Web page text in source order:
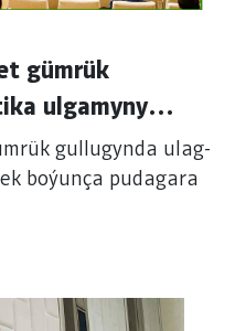
gümrük
ulgamyny
maslahaty
gullugynda ulag-
boýunça pudagara